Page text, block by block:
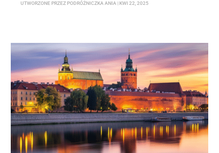
UTWORZONE PRZEZ PODRÓŻNICZKA ANIA | KWI 22, 2025